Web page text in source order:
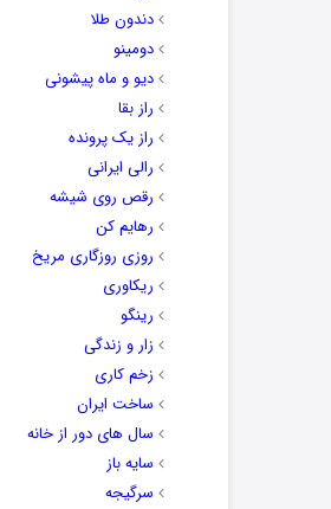
دندون طلا
دومینو
دیو و ماه پیشونی
راز بقا
راز یک پرونده
رالی ایرانی
رقص روی شیشه
رهایم کن
روزی روزگاری مریخ
ریکاوری
رینگو
زار و زندگی
زخم کاری
ساخت ایران
سال های دور از خانه
سایه باز
سرگیجه